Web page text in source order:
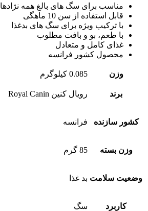
مناسب برای سگ های بالغ همه نژادها
قابل استفاده از سن 10 ماهگی
با ترکیب ویژه برای سگ های بدغذا
با طعم، بو و بافت مطلوب
غذای کامل و متعادل
محصول کشور فرانسه
وزن 0.085 کیلوگرم
برند رویال کنین Royal Canin
کشور سازنده فرانسه
وزن بسته 85 گرم
وضعیت سلامت بد غذا
کاربرد سگ